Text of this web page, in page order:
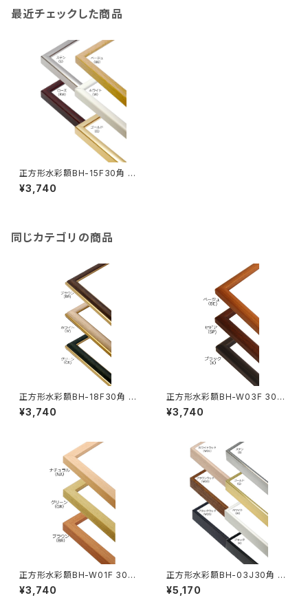
最近チェックした商品
正方形水彩額BH-15F30角 30
0×300ミリ
¥3,740
同じカテゴリの商品
正方形水彩額BH-18F30角 30
0×300ミリ
¥3,740
正方形水彩額BH-W03F 30角
300×300ミリ
¥3,740
正方形水彩額BH-W01F 30角
300×300ミリ
¥3,740
正方形水彩額BH-03J30角 3
00×300ミリ
¥5,170